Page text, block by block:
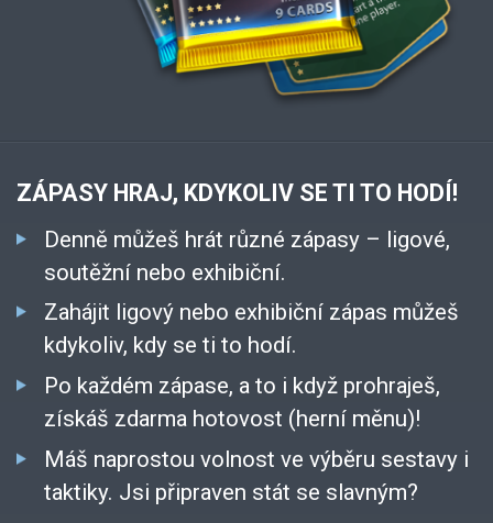
ZÁPASY HRAJ, KDYKOLIV SE TI TO HODÍ!
Denně můžeš hrát různé zápasy – ligové,
soutěžní nebo exhibiční.
Zahájit ligový nebo exhibiční zápas můžeš
kdykoliv, kdy se ti to hodí.
Po každém zápase, a to i když prohraješ,
získáš zdarma hotovost (herní měnu)!
Máš naprostou volnost ve výběru sestavy i
taktiky. Jsi připraven stát se slavným?